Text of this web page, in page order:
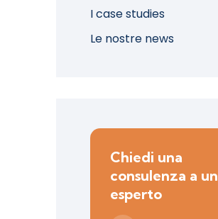
I case studies
Le nostre news
Chiedi una
consulenza a un
esperto